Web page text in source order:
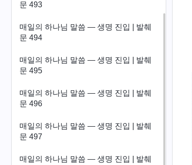
문 493
매일의 하나님 말씀 ― 생명 진입 | 발췌
문 494
매일의 하나님 말씀 ― 생명 진입 | 발췌
문 495
매일의 하나님 말씀 ― 생명 진입 | 발췌
문 496
매일의 하나님 말씀 ― 생명 진입 | 발췌
문 497
매일의 하나님 말씀 ― 생명 진입 | 발췌